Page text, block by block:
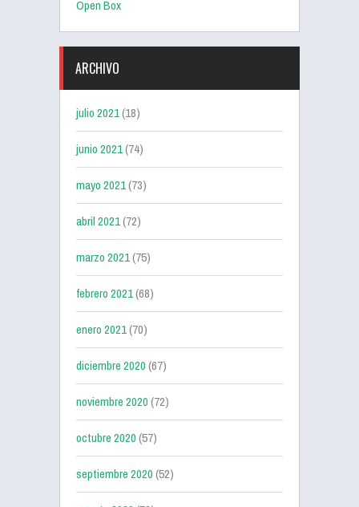
Open Box
ARCHIVO
julio 2021(18)
junio 2021(74)
mayo 2021(73)
abril 2021(72)
marzo 2021(75)
febrero 2021(68)
enero 2021(70)
diciembre 2020(67)
noviembre 2020(72)
octubre 2020(57)
septiembre 2020(52)